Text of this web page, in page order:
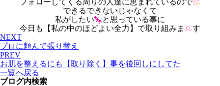
フォローしてくる周りの人達に恵まれているので
できるできないじゃなくて
私がしたい
と思っている事に
今日も【私の中のほどよい全力】で取り組みま
す
NEXT
プロに頼んで張り替え
PREV
お肌を整えるにも【取り除く】事を後回しにしてた
一覧へ戻る
ブログ内検索